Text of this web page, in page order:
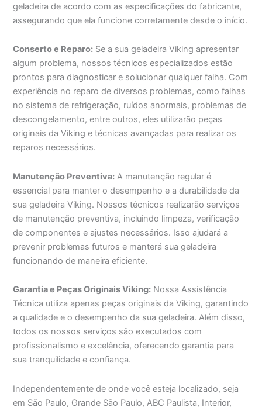
geladeira de acordo com as especificações do fabricante,
assegurando que ela funcione corretamente desde o início.
Conserto e Reparo: Se a sua geladeira Viking apresentar
algum problema, nossos técnicos especializados estão
prontos para diagnosticar e solucionar qualquer falha. Com
experiência no reparo de diversos problemas, como falhas
no sistema de refrigeração, ruídos anormais, problemas de
descongelamento, entre outros, eles utilizarão peças
originais da Viking e técnicas avançadas para realizar os
reparos necessários.
Manutenção Preventiva: A manutenção regular é
essencial para manter o desempenho e a durabilidade da
sua geladeira Viking. Nossos técnicos realizarão serviços
de manutenção preventiva, incluindo limpeza, verificação
de componentes e ajustes necessários. Isso ajudará a
prevenir problemas futuros e manterá sua geladeira
funcionando de maneira eficiente.
Garantia e Peças Originais Viking: Nossa Assistência
Técnica utiliza apenas peças originais da Viking, garantindo
a qualidade e o desempenho da sua geladeira. Além disso,
todos os nossos serviços são executados com
profissionalismo e excelência, oferecendo garantia para
sua tranquilidade e confiança.
Independentemente de onde você esteja localizado, seja
em São Paulo, Grande São Paulo, ABC Paulista, Interior,